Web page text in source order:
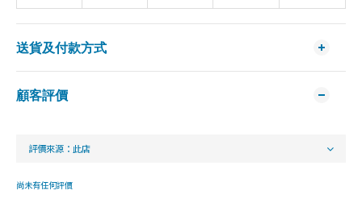
送貨及付款方式
顧客評價
尚未有任何評價